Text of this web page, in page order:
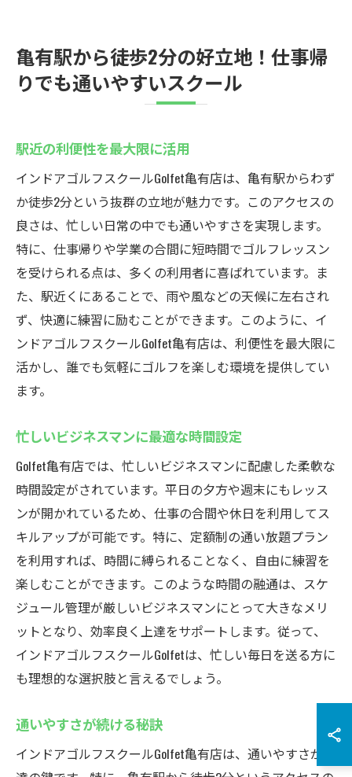
亀有駅から徒歩2分の好立地！仕事帰
りでも通いやすいスクール
駅近の利便性を最大限に活用
インドアゴルフスクールGolfet亀有店は、亀有駅からわず
か徒歩2分という抜群の立地が魅力です。このアクセスの
良さは、忙しい日常の中でも通いやすさを実現します。
特に、仕事帰りや学業の合間に短時間でゴルフレッスン
を受けられる点は、多くの利用者に喜ばれています。ま
た、駅近くにあることで、雨や風などの天候に左右され
ず、快適に練習に励むことができます。このように、イ
ンドアゴルフスクールGolfet亀有店は、利便性を最大限に
活かし、誰でも気軽にゴルフを楽しむ環境を提供してい
ます。
忙しいビジネスマンに最適な時間設定
Golfet亀有店では、忙しいビジネスマンに配慮した柔軟な
時間設定がされています。平日の夕方や週末にもレッス
ンが開かれているため、仕事の合間や休日を利用してス
キルアップが可能です。特に、定額制の通い放題プラン
を利用すれば、時間に縛られることなく、自由に練習を
楽しむことができます。このような時間の融通は、スケ
ジュール管理が厳しいビジネスマンにとって大きなメリ
ットとなり、効率良く上達をサポートします。従って、
インドアゴルフスクールGolfetは、忙しい毎日を送る方に
も理想的な選択肢と言えるでしょう。
通いやすさが続ける秘訣
インドアゴルフスクールGolfet亀有店は、通いやすさが上